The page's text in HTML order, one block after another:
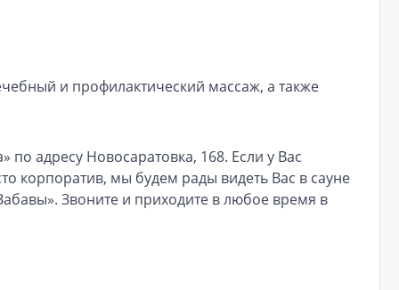
и профилактический массаж, а также
адресу Новосаратовка, 168. Если у Вас
корпоратив, мы будем рады видеть Вас в сауне
Звоните и приходите в любое время в